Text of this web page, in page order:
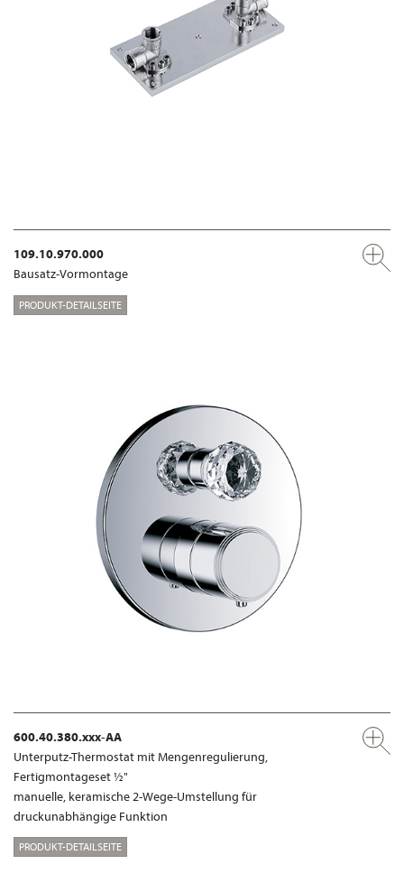
109.10.970.000
Bausatz-Vormontage
PRODUKT-DETAILSEITE
600.40.380.xxx-AA
Unterputz-Thermostat mit Mengenregulierung,
Fertigmontageset ½"
manuelle, keramische 2-Wege-Umstellung für
druckunabhängige Funktion
PRODUKT-DETAILSEITE